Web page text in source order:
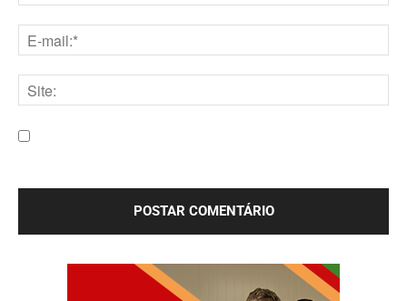
mail:*